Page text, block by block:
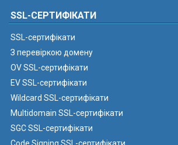
SSL-СЕРТИФІКАТИ
SSL-сертифікати
З перевіркою домену
OV SSL-сертифікати
EV SSL-сертифікати
Wildcard SSL-сертифікати
Multidomain SSL-сертифікати
SGC SSL-сертифікати